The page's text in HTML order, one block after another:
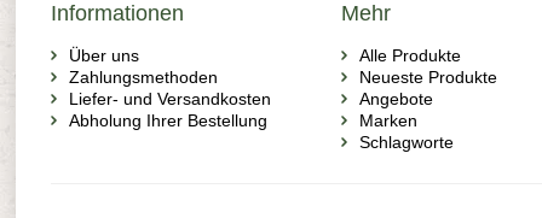
Informationen
Über uns
Zahlungsmethoden
Liefer- und Versandkosten
Abholung Ihrer Bestellung
Mehr
Alle Produkte
Neueste Produkte
Angebote
Marken
Schlagworte